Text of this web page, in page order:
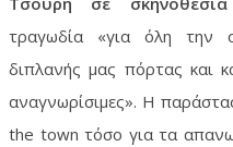
τραγωδία «για όλη την
διπλανής μας πόρτας και
αναγνωρίσιμες». Η
the town τόσο για τα